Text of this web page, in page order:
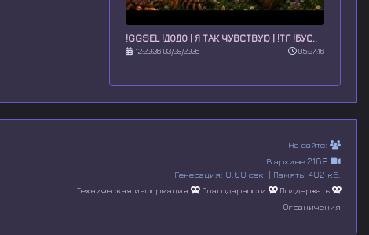
!GGSEL !ДОДО | Я ТАК ЧУВСТВУЮ | !ТГ !БУС..
12:20:36 03/08/2026 05:07:16
На сайте:
В архиве 2169
Генерация: 0.00 сек. | Память: 402 кб.
Техническая информация
Благодарности
Поддержать
Ограничения